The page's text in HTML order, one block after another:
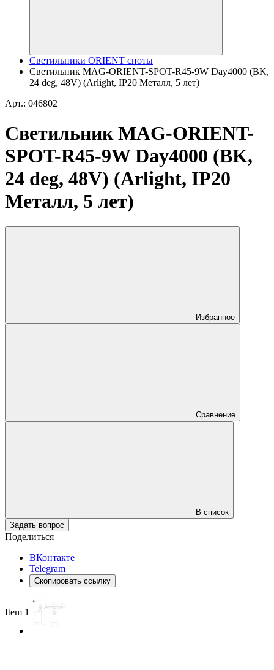
Светильники ORIENT споты
Светильник MAG-ORIENT-SPOT-R45-9W Day4000 (BK,
24 deg, 48V) (Arlight, IP20 Металл, 5 лет)
Арт.: 046802
Светильник MAG-ORIENT-
SPOT-R45-9W Day4000 (BK,
24 deg, 48V) (Arlight, IP20
Металл, 5 лет)
Избранное
Сравнение
В список
Задать вопрос
Поделиться
ВКонтакте
Telegram
Скопировать ссылку
Item 1 of 3